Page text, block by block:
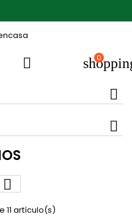
 0

11 artículo(s)